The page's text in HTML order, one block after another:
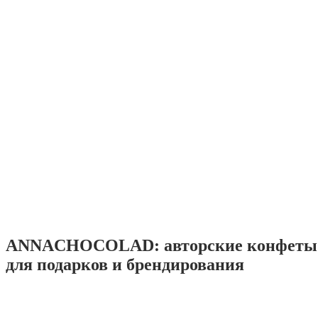
ANNACHOCOLAD: авторские
для подарков и брендирования